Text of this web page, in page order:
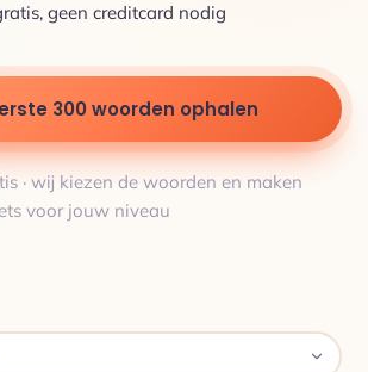
geen creditcard nodig
300 woorden ophalen
· wij kiezen de woorden en maken
voor jouw niveau